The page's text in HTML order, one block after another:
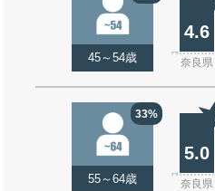
45～54歳
4.6
奈良県
33%
55～64歳
5.0
奈良県